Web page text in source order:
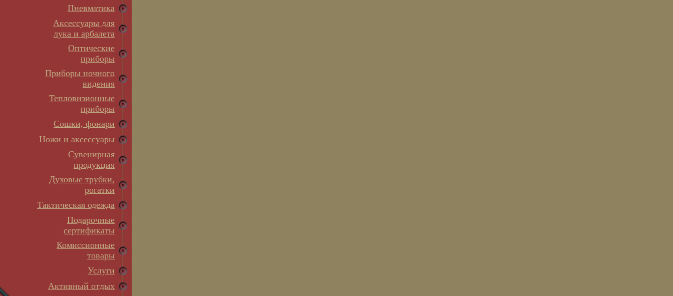
Пневматика
Аксессуары для
лука и арбалета
Оптические
приборы
Приборы ночного
видения
Тепловизионные
приборы
Сошки, фонари
Ножи и аксессуары
Сувенирная
продукция
Духовые трубки,
рогатки
Тактическая одежда
Подарочные
сертификаты
Комиссионные
товары
Услуги
Активный отдых